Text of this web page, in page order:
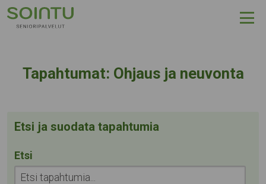
Hyppää sisältöön
Tapahtumat: Kategoria:
Ohjaus ja neuvonta
Etsi ja suodata tapahtumia
Etsi